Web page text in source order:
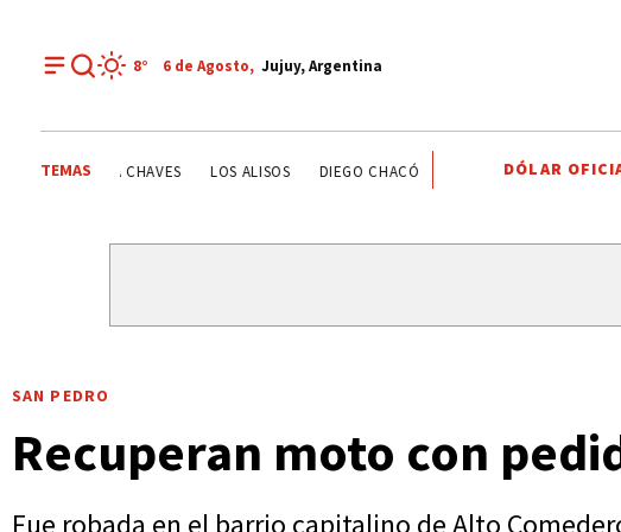
8° 6 de Agosto, Jujuy, Argentina
TEMAS ESTATALES DEPORTE RECREATIVO YAMILA CHAVES LOS ALISOS
DÓLAR
SAN PEDRO
Recuperan moto con
Fue robada en el barrio capitalino de Alto